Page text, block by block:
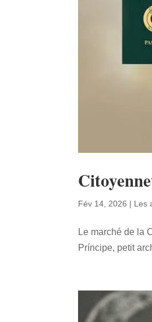
Fév 14, 2026 | Les
Le marché de la
Príncipe, petit